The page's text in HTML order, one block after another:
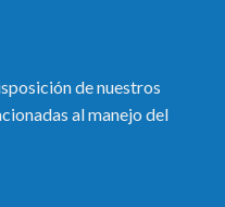
de nuestros
al manejo del